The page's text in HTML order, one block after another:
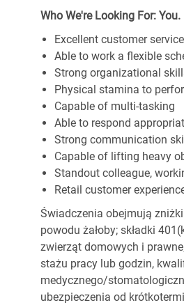
Who We're Looking For: You.
Excellent customer
Able to work a flexible
Strong organizational
Physical stamina to
Capable of multi-tasking
Able to respond
Strong communication
Capable of lifting heavy
Standout colleague,
Retail customer
Świadczenia obejmują
powodu żałoby; składki
zwierząt domowych i
stażu pracy lub godzin,
medycznego/
ubezpieczenia od